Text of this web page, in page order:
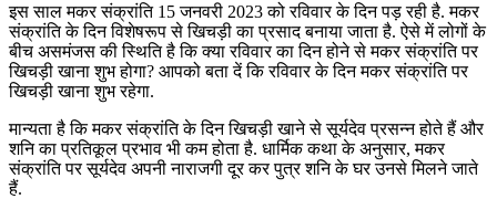
इस साल मकर संक्रांति 15 जनवरी 2023 को रविवार के दिन पड़ रही है. मकर
संक्रांति के दिन विशेषरूप से खिचड़ी का प्रसाद बनाया जाता है. ऐसे में लोगों के
बीच असमंजस की स्थिति है कि क्या रविवार का दिन होने से मकर संक्रांति पर
खिचड़ी खाना शुभ होगा? आपको बता दें कि रविवार के दिन मकर संक्रांति पर
खिचड़ी खाना शुभ रहेगा.
मान्यता है कि मकर संक्रांति के दिन खिचड़ी खाने से सूर्यदेव प्रसन्न होते हैं और
शनि का प्रतिकूल प्रभाव भी कम होता है. धार्मिक कथा के अनुसार, मकर
संक्रांति पर सूर्यदेव अपनी नाराजगी दूर कर पुत्र शनि के घर उनसे मिलने जाते
हैं.